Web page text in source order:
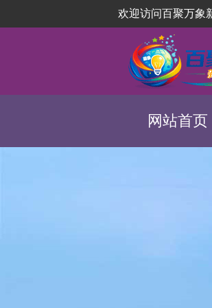
欢迎访问百聚万象
网站首页